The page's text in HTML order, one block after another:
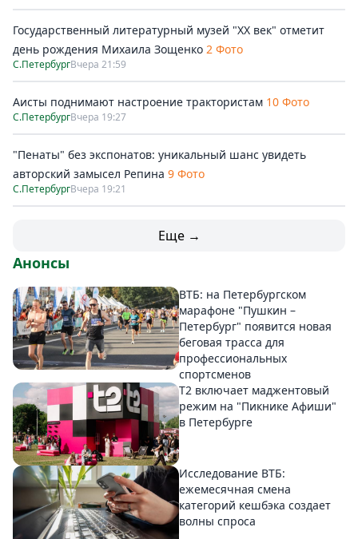
Государственный литературный музей "ХХ век" отметит
день рождения Михаила Зощенко 2 Фото
С.ПетербургВчера 21:59
Аисты поднимают настроение трактористам 10 Фото
С.ПетербургВчера 19:27
"Пенаты" без экспонатов: уникальный шанс увидеть
авторский замысел Репина 9 Фото
С.ПетербургВчера 19:21
Еще →
Анонсы
ВТБ: на Петербургском
марафоне "Пушкин –
Петербург" появится новая
беговая трасса для
профессиональных
спортсменов
Т2 включает маджентовый
режим на "Пикнике Афиши"
в Петербурге
Исследование ВТБ:
ежемесячная смена
категорий кешбэка создает
волны спроса